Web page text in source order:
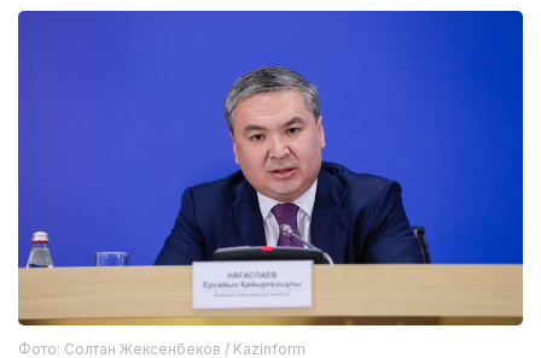
Фото: Солтан Жексенбеков / Kazinform